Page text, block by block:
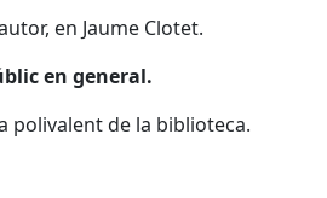
en Jaume Clotet.
en general.
polivalent de la biblioteca.